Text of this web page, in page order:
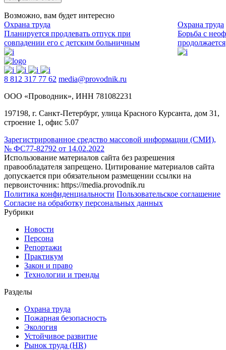
Возможно, вам будет интересно
Охрана труда
Планируется продлевать отпуск при
совпадении его с детским больничным
Охрана труда
Борьба с
продолжается
8 812 317 77 62 media@provodnik.ru
ООО «Проводник», ИНН 781082231
197198, г. Санкт-Петербург, улица Красного Курсанта, дом 31,
строение 1, офис 5.07
Зарегистрированное средство массовой информации (СМИ),
№ ФС77-82792 от 14.02.2022
Использование материалов сайта без разрешения
правообладателя запрещено. Цитирование материалов сайта
допускается при обязательном размещении ссылки на
первоисточник: https://media.provodnik.ru
Политика конфиденциальности Пользовательское соглашение
Согласие на обработку персональных данных
Рубрики
Новости
Персона
Репортажи
Практикум
Закон и право
Технологии и тренды
Разделы
Охрана труда
Пожарная безопасность
Экология
Устойчивое развитие
Рынок труда (HR)